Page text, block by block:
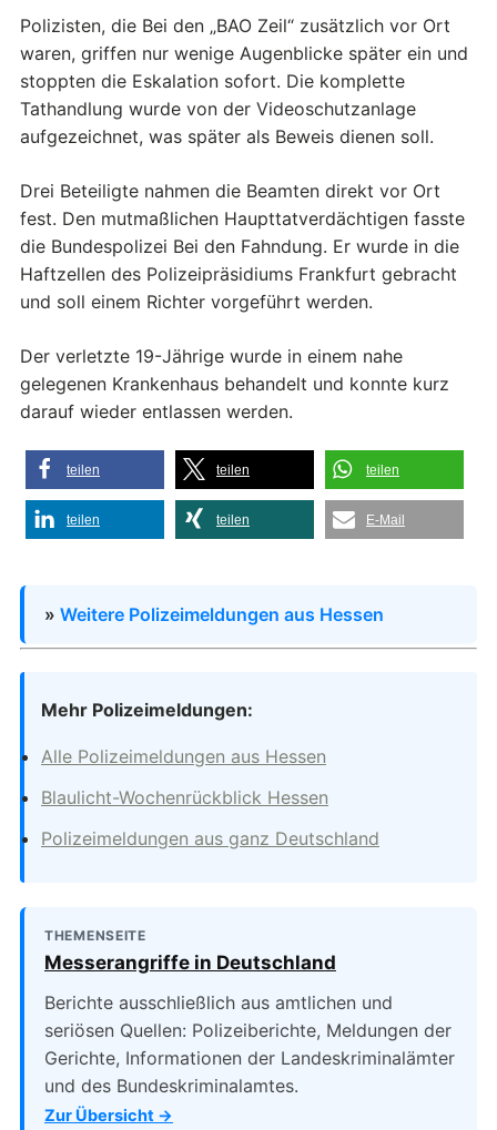
Polizisten, die Bei den „BAO Zeil“ zusätzlich vor Ort
waren, griffen nur wenige Augenblicke später ein und
stoppten die Eskalation sofort. Die komplette
Tathandlung wurde von der Videoschutzanlage
aufgezeichnet, was später als Beweis dienen soll.
Drei Beteiligte nahmen die Beamten direkt vor Ort
fest. Den mutmaßlichen Haupttatverdächtigen fasste
die Bundespolizei Bei den Fahndung. Er wurde in die
Haftzellen des Polizeipräsidiums Frankfurt gebracht
und soll einem Richter vorgeführt werden.
Der verletzte 19-Jährige wurde in einem nahe
gelegenen Krankenhaus behandelt und konnte kurz
darauf wieder entlassen werden.
teilen teilen teilen
teilen teilen E-Mail
» Weitere Polizeimeldungen aus Hessen
Mehr Polizeimeldungen:
Alle Polizeimeldungen aus Hessen
Blaulicht-Wochenrückblick Hessen
Polizeimeldungen aus ganz Deutschland
THEMENSEITE
Messerangriffe in Deutschland
Berichte ausschließlich aus amtlichen und
seriösen Quellen: Polizeiberichte, Meldungen der
Gerichte, Informationen der Landeskriminalämter
und des Bundeskriminalamtes.
Zur Übersicht →